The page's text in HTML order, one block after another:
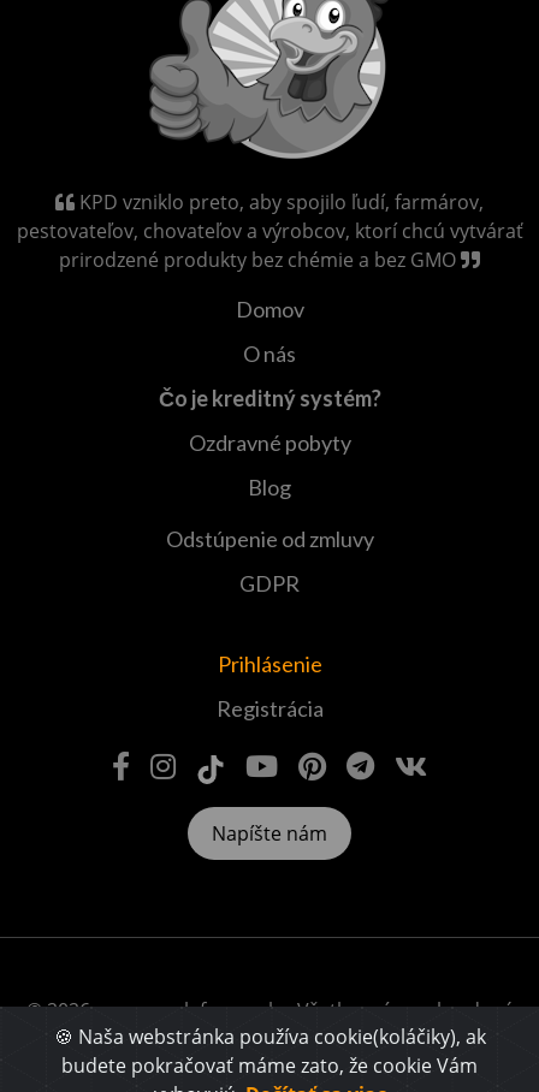
🍪 Naša webstránka používa cookie(koláčiky), ak
budete pokračovať máme zato, že cookie Vám
KPD vzniklo preto, aby spojilo ľudí, farmárov,
pestovateľov, chovateľov a výrobcov, ktorí chcú vytvárať
prirodzené produkty bez chémie a bez GMO
Domov
O nás
Čo je kreditný systém?
Ozdravné pobyty
Blog
Odstúpenie od zmluvy
GDPR
Prihlásenie
Registrácia
Napíšte nám
© 2026 www.veselafarma.sk – Všetky práva vyhradené